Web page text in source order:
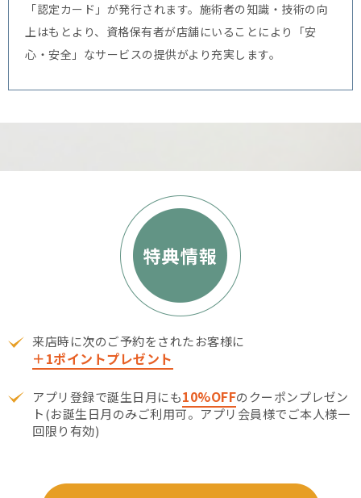
「認定カード」が発行されます。施術者の知識・技術の向
上はもとより、資格保有者が店舗にいることにより「安
心・安全」なサービスの提供がより充実します。
来店時に次のご予約をされたお客様に
＋1ポイントプレゼント
アプリ登録で誕生日月にも10%OFFのクーポンプレゼン
ト(お誕生日月のみご利用可。アプリ会員様でご本人様一
回限り有効)